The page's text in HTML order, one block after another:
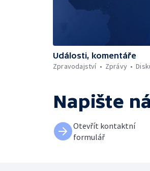
Události, komentáře
Zpravodajství
Zprávy
Napište
Otevřít kontaktní
formulář